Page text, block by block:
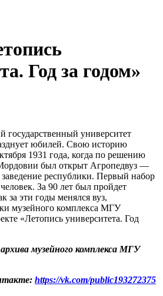
Год за годом»
государственный университет
юбилей. Свою историю
1931 года, когда по решению
был открыт Агропедвуз —
республики. Первый набор
За 90 лет был пройдет
за эти годы менялся вуз,
музейного комплекса МГУ
«Летопись университета. Год
музейного комплекса МГУ
https://vk.com/public193272375